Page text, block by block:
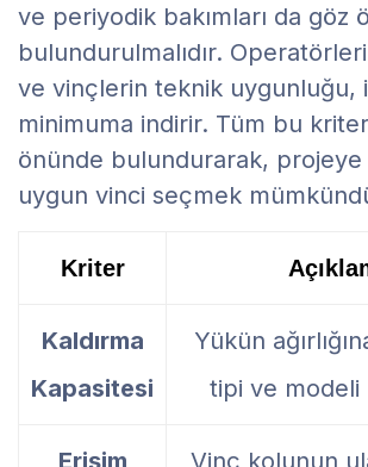
ve periyodik bakımları da göz
bulundurulmalıdır.
ve vinçlerin teknik uygunluğu,
minimuma indirir. Tüm bu
önünde bulundurarak, projeye
uygun vinci seçmek
Kriter
Kaldırma
Kapasitesi
Yükün
tipi ve modeli
Erişim Vinç kolunun